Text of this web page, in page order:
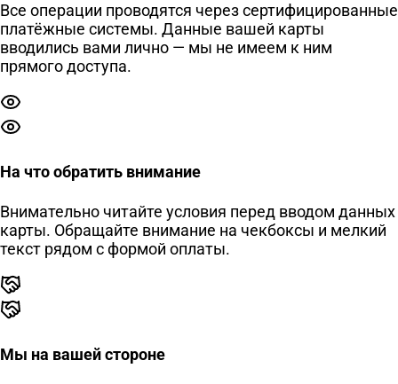
Все операции проводятся через сертифицированные
платёжные системы. Данные вашей карты
вводились вами лично — мы не имеем к ним
прямого доступа.
На что обратить внимание
Внимательно читайте условия перед вводом данных
карты. Обращайте внимание на чекбоксы и мелкий
текст рядом с формой оплаты.
Мы на вашей стороне